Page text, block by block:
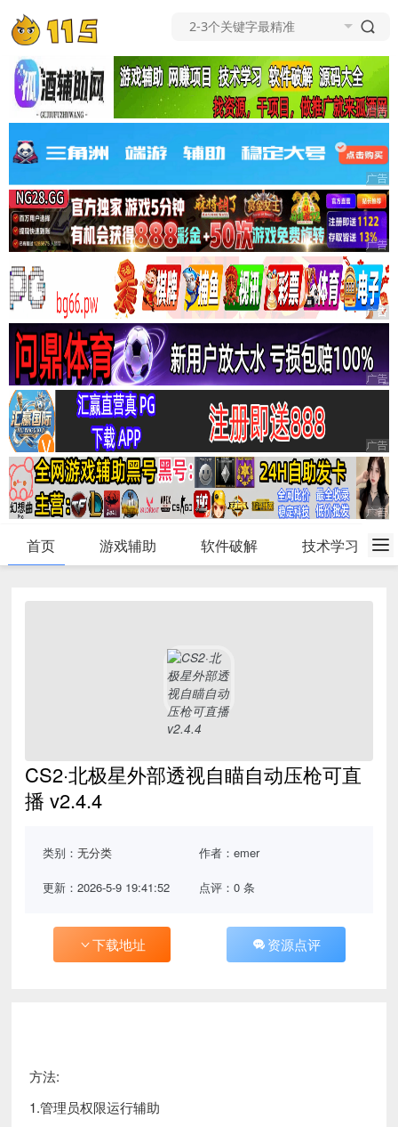
首页 游戏辅助 软件破解 技术学习
CS2·北极星外部透视自瞄自动压枪可直
播 v2.4.4
类别：无分类 作者：emer
更新：2026-5-9 19:41:52 点评：0 条
下载地址 资源点评
方法:
1.管理员权限运行辅助